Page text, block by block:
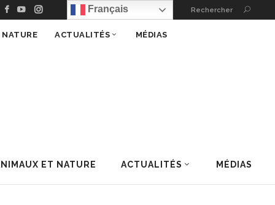
Français Rechercher
ET NATURE ACTUALITÉS MÉDIAS
ACTUALITÉS MÉDIAS